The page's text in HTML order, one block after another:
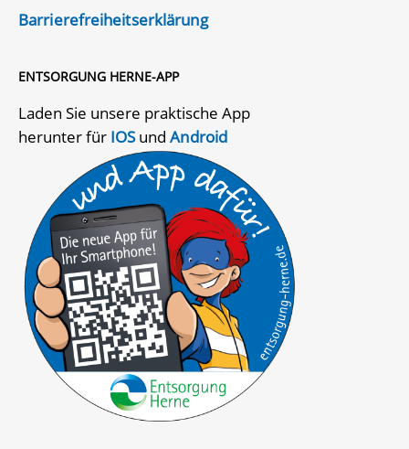
Barrierefreiheitserklärung
ENTSORGUNG HERNE-APP
Laden Sie unsere praktische App
herunter für IOSundAndroid